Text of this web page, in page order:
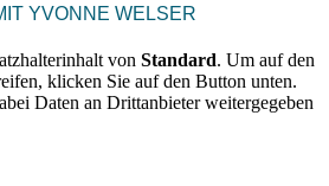
YVONNE WELSER
von Standard. Um auf den
klicken Sie auf den Button unten.
Daten an Drittanbieter weitergegeben